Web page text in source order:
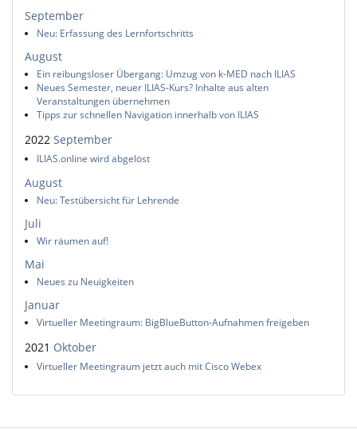
September
Neu: Erfassung des Lernfortschritts
August
Ein reibungsloser Übergang: Umzug von k-MED nach ILIAS
Neues Semester, neuer ILIAS-Kurs? Inhalte aus alten
Veranstaltungen übernehmen
Tipps zur schnellen Navigation innerhalb von ILIAS
2022 September
ILIAS.online wird abgelöst
August
Neu: Testübersicht für Lehrende
Juli
Wir räumen auf!
Mai
Neues zu Neuigkeiten
Januar
Virtueller Meetingraum: BigBlueButton-Aufnahmen freigeben
2021 Oktober
Virtueller Meetingraum jetzt auch mit Cisco Webex